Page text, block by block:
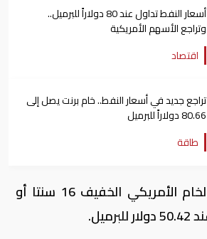
أسعار النفط تداول عند 80 دولاراً للبرميل..
وتراجع الأسهم الأمريكية
اقتصاد
تراجع جديد في أسعار النفط.. خام برنت يصل إلى
80.66 دولاراً للبرميل
طاقة
وانخفضت عقود الخام الأمريكي الخفيف 16 سنتا أو